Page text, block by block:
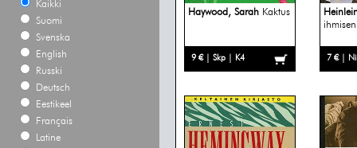
Kaikki
Suomi
Svenska
English
Russki
Deutsch
Eestikeel
Français
Latine
Haywood, Sarah Kaktus
9 € | Skp | K4 7 € |